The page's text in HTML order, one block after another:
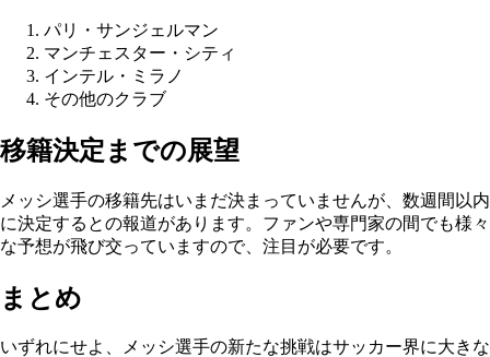
パリ・サンジェルマン
マンチェスター・シティ
インテル・ミラノ
その他のクラブ
移籍決定までの展望
メッシ選手の移籍先はいまだ決まっていませんが、数週間以内
に決定するとの報道があります。ファンや専門家の間でも様々
な予想が飛び交っていますので、注目が必要です。
まとめ
いずれにせよ、メッシ選手の新たな挑戦はサッカー界に大きな